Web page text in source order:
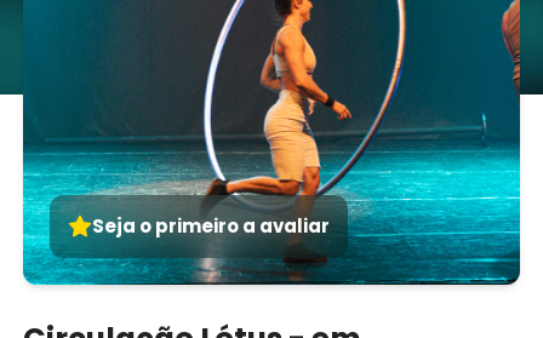
Seja o primeiro a avaliar